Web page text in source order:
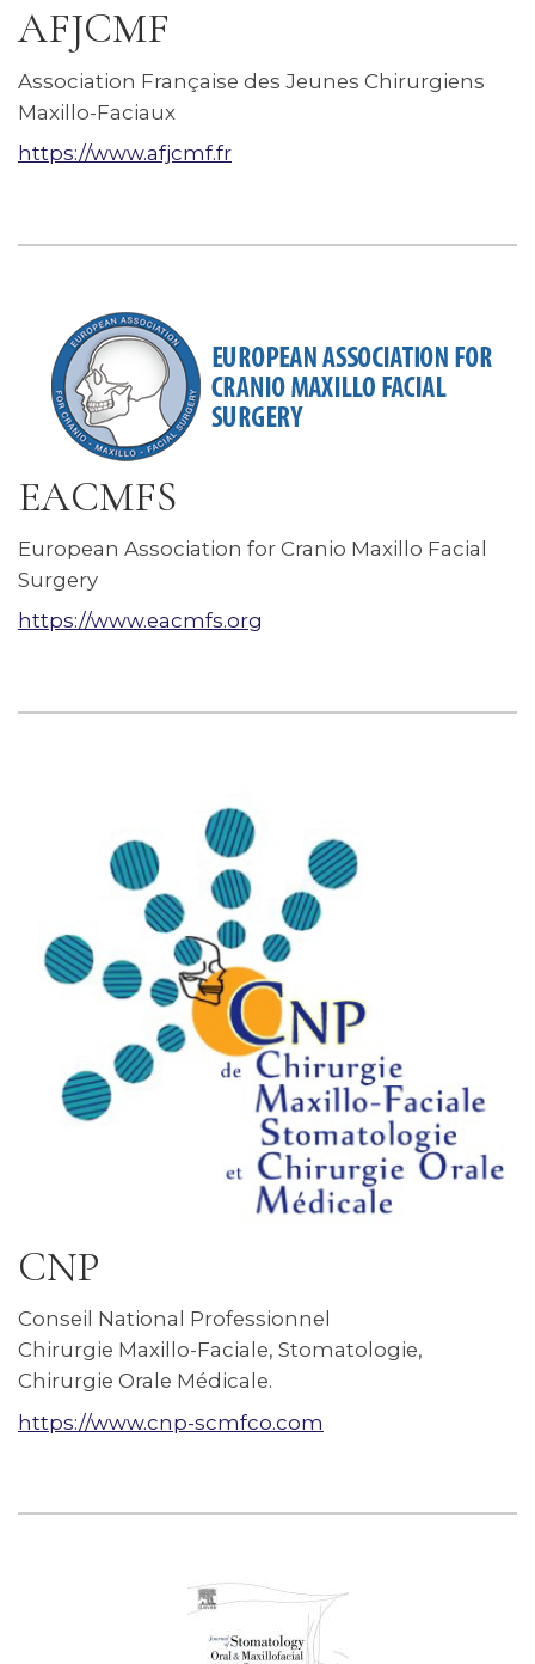
AFJCMF
Association Française des Jeunes Chirurgiens
Maxillo-Faciaux
https://www.afjcmf.fr
EACMFS
European Association for Cranio Maxillo Facial
Surgery
https://www.eacmfs.org
CNP
Conseil National Professionnel
Chirurgie Maxillo-Faciale, Stomatologie,
Chirurgie Orale Médicale.
https://www.cnp-scmfco.com